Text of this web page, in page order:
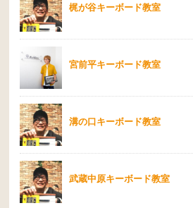
梶が谷キーボード教室
宮前平キーボード教室
溝の口キーボード教室
武蔵中原キーボード教室